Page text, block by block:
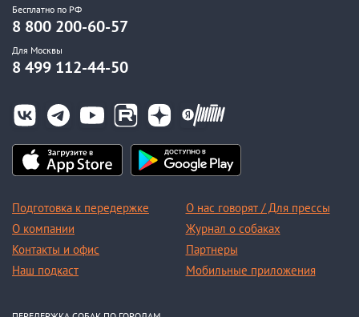
Бесплатно по РФ
8 800 200-60-57
Для Москвы
8 499 112-44-50
Подготовка к передержке
О компании
Контакты и офис
Наш подкаст
О нас говорят / Для прессы
Журнал о собаках
Партнеры
Мобильные приложения